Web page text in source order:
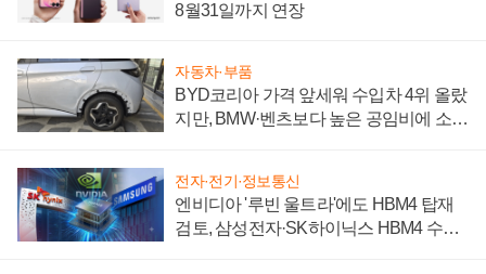
8월31일까지 연장
자동차·부품
BYD코리아 가격 앞세워 수입차 4위 올랐
지만, BMW·벤츠보다 높은 공임비에 소비
전자·전기·정보통신
엔비디아 '루빈 울트라'에도 HBM4 탑재
검토, 삼성전자·SK하이닉스 HBM4 수율